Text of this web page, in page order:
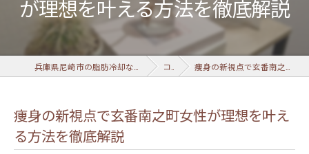
が理想を叶える方法を徹底解説
コラム 痩身の新視点で玄番南之町女性が理想を叶える方法を徹底解説
痩身の新視点で玄番南之町女性が理想を叶え
る方法を徹底解説